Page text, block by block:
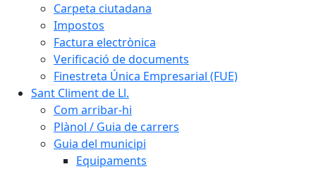
Carpeta ciutadana
Impostos
Factura electrònica
Verificació de documents
Finestreta Única Empresarial (FUE)
Sant Climent de Ll.
Com arribar-hi
Plànol / Guia de carrers
Guia del municipi
Equipaments